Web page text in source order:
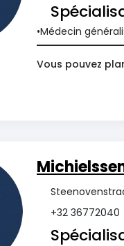
Médecin
Vous pouvez
+32 36772040